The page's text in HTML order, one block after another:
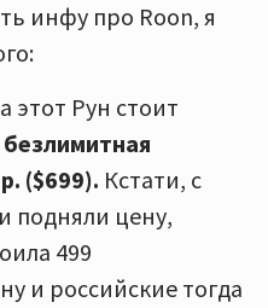
инфу про Roon, я
этот Рун стоит
безлимитная
($699). Кстати, с
подняли цену,
499
и российские тогда